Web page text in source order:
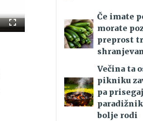
Celozaslonski
način
Če imate
morate
preprost
Večina ta
pikniku
pa
bolje rodi